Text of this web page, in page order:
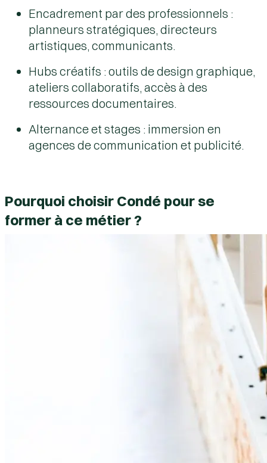
Encadrement par des professionnels :
planneurs stratégiques, directeurs
artistiques, communicants.
Hubs créatifs : outils de design graphique,
ateliers collaboratifs, accès à des
ressources documentaires.
Alternance et stages : immersion en
agences de communication et publicité.
Pourquoi choisir Condé pour se
former à ce métier ?